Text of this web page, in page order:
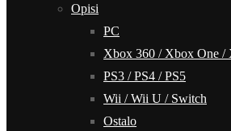
Opisi
PC
Xbox 360 / Xbox One
PS3 / PS4 / PS5
Wii / Wii U / Switch
Ostalo